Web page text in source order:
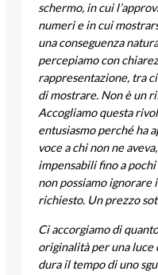
schermo, in cui
numeri e in cui
una conseguenza
percepiamo con
rappresentazione, tra
di mostrare. Non è un
Accogliamo questa
entusiasmo perché ha
voce a chi non ne
impensabili fino a
non possiamo ignorare
richiesto. Un prezzo
Ci accorgiamo di
originalità per una luce
dura il tempo di uno